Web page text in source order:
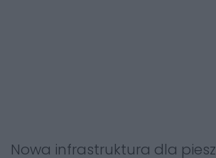
Nowa infrastruktura dla